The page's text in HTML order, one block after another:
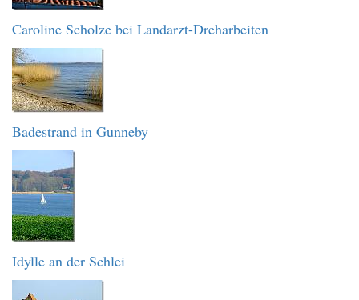
Caroline Scholze bei Landarzt-Dreharbeiten
Badestrand in Gunneby
Idylle an der Schlei